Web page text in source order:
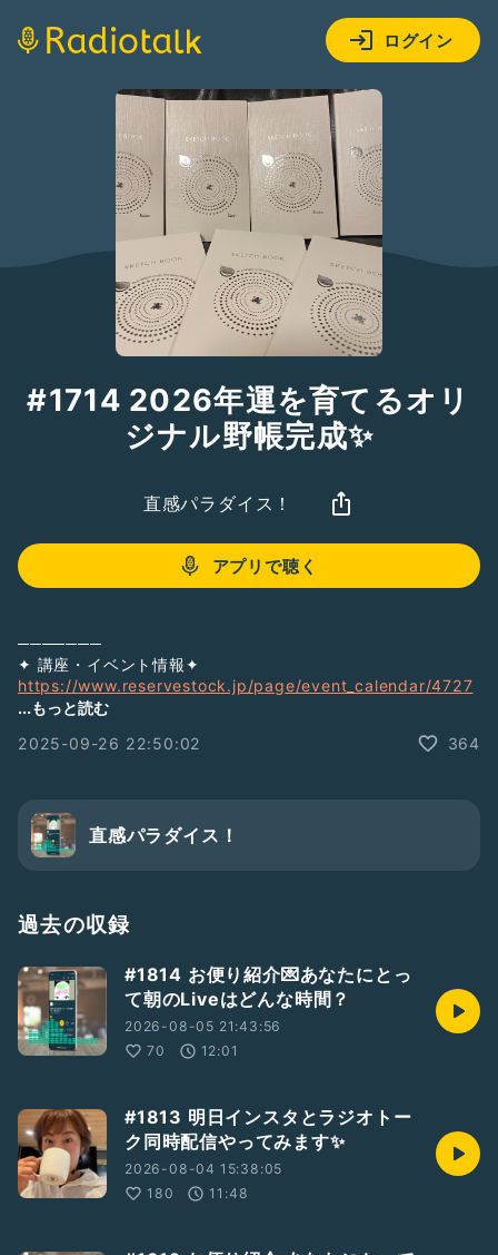
ログイン
#1714 2026年運を育てるオリ
ジナル野帳完成✨
直感パラダイス！
アプリで聴く
​───────
✦ 講座・イベント情報✦
https://www.reservestock.jp/page/event_calendar/4727
​───────
https://www.reservestock.jp/subscribe/20718
...もっと読む
2025-09-26 22:50:02
364
直感パラダイス！
過去の収録
#1814 お便り紹介💌あなたにとっ
て朝のLiveはどんな時間？
2026-08-05 21:43:56
70
12:01
#1813 明日インスタとラジオトー
ク同時配信やってみます✨
2026-08-04 15:38:05
180
11:48